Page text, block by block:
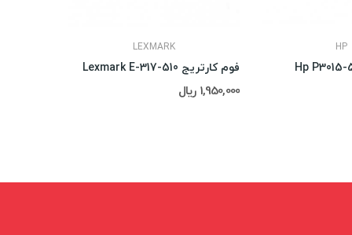
LEXMARK
فوم کارتریج Lexmark E-317-510
1,950,000 ریال
HP